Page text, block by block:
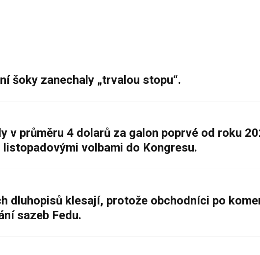
šoky zanechaly „trvalou stopu“.
v průměru 4 dolarů za galon poprvé od roku
volbami do Kongresu.
dluhopisů klesají, protože obchodníci po
sazeb Fedu.